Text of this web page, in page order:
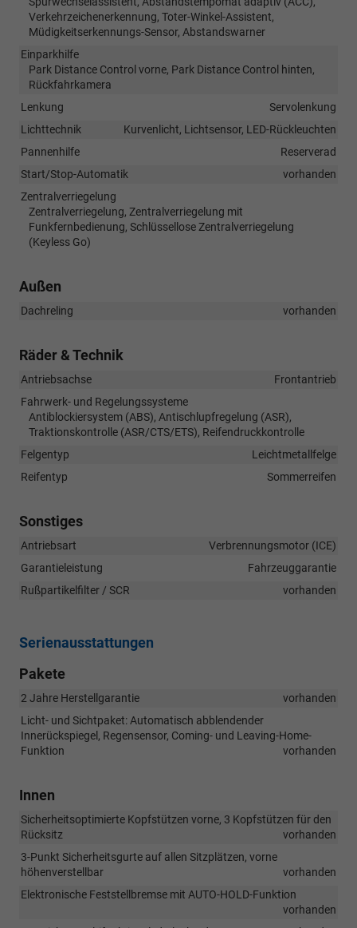
Verkehrzeichenerkennung, Toter-Winkel-Assistent,
Müdigkeitserkennungs-Sensor, Abstandswarner
Einparkhilfe
Park Distance Control vorne, Park Distance Control hinten,
Rückfahrkamera
Lenkung
Servolenkung
Lichttechnik
Kurvenlicht, Lichtsensor, LED-Rückleuchten
Pannenhilfe
Reserverad
Start/Stop-Automatik
vorhanden
Zentralverriegelung
Zentralverriegelung, Zentralverriegelung mit
Funkfernbedienung, Schlüssellose Zentralverriegelung
(Keyless Go)
Außen
Dachreling vorhanden
Räder & Technik
Antriebsachse
Frontantrieb
Fahrwerk- und Regelungssysteme
Antiblockiersystem (ABS), Antischlupfregelung (ASR),
Traktionskontrolle (ASR/CTS/ETS), Reifendruckkontrolle
Felgentyp
Leichtmetallfelge
Reifentyp
Sommerreifen
Sonstiges
Antriebsart
Verbrennungsmotor (ICE)
Garantieleistung
Fahrzeuggarantie
Rußpartikelfilter / SCR
vorhanden
Serienausstattungen
Pakete
2 Jahre Herstellgarantie
vorhanden
Licht- und Sichtpaket: Automatisch abblendender
Innerückspiegel, Regensensor, Coming- und Leaving-Home-
Funktion
vorhanden
Innen
Sicherheitsoptimierte Kopfstützen vorne, 3 Kopfstützen für den
Rücksitz
vorhanden
3-Punkt Sicherheitsgurte auf allen Sitzplätzen, vorne
höhenverstellbar
vorhanden
Elektronische Feststellbremse mit AUTO-HOLD-Funktion
vorhanden